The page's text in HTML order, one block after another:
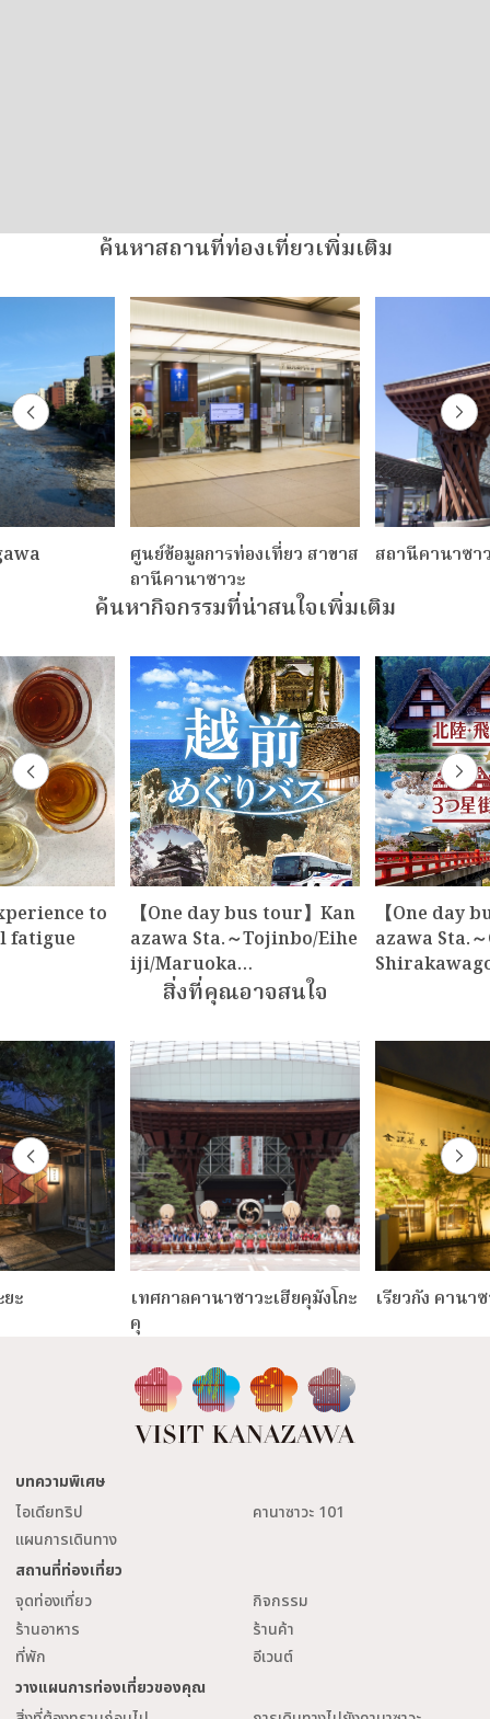
ค้นหาสถานที่ท่องเที่ยวเพิ่มเติม
ศูนย์ข้อมูลการท่องเที่ยว สาขาส
ถานีคานาซาวะ
สถานีคานาซา
ค้นหากิจกรรมที่น่าสนใจเพิ่มเติม
to
fatigue
【One day bus tour】Kan
azawa Sta.～Tojinbo/Eihe
iji/Maruoka…
【One day
azawa Sta.
สิ่งที่คุณอาจสนใจ
ะ
เทศกาลคานาซาวะเฮียคุมังโกะ
คุ
เรียวกัง คานา
บทความพิเศษ
ไอเดียทริป
คานาซาวะ 101
แผนการเดินทาง
สถานที่ท่องเที่ยว
จุดท่องเที่ยว
กิจกรรม
ร้านอาหาร
ร้านค้า
ที่พัก
อีเวนต์
วางแผนการท่องเที่ยวของคุณ